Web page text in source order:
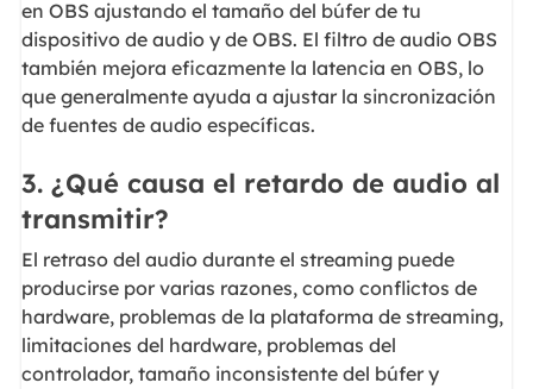
en OBS ajustando el tamaño del búfer de tu
dispositivo de audio y de OBS. El filtro de audio OBS
también mejora eficazmente la latencia en OBS, lo
que generalmente ayuda a ajustar la sincronización
de fuentes de audio específicas.
3. ¿Qué causa el retardo de audio al
transmitir?
El retraso del audio durante el streaming puede
producirse por varias razones, como conflictos de
hardware, problemas de la plataforma de streaming,
limitaciones del hardware, problemas del
controlador, tamaño inconsistente del búfer y